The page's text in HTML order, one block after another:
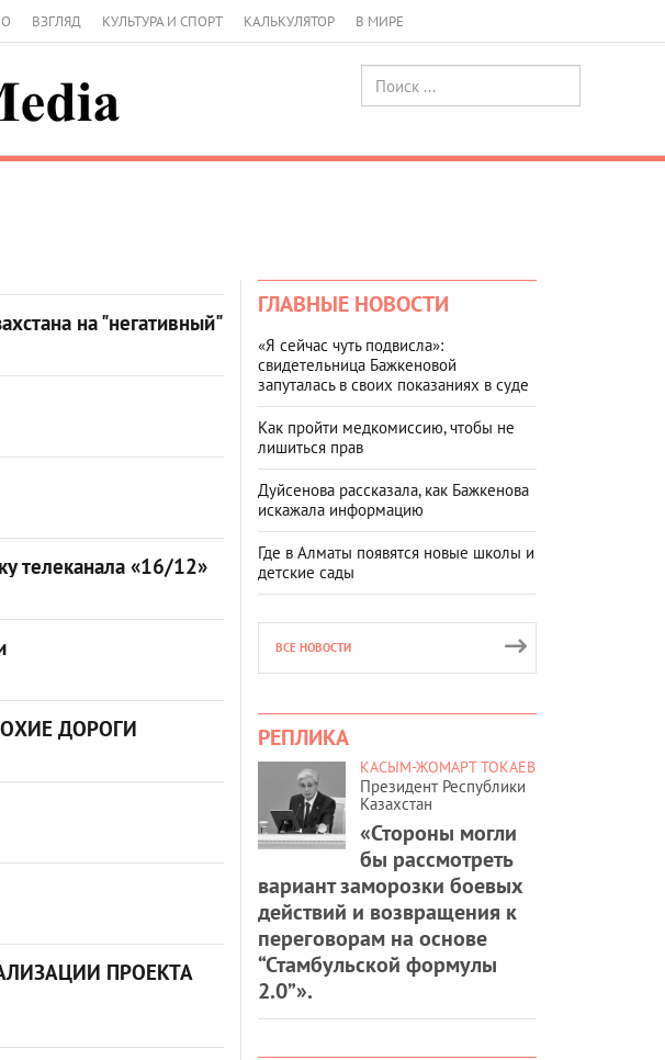
ВЗГЛЯД КУЛЬТУРА И СПОРТ КАЛЬКУЛЯТОР В МИРЕ
на "негативный"
телеканала «16/12»
ДОРОГИ
ПРОЕКТА
ГЛАВНЫЕ НОВОСТИ
«Я сейчас чуть подвисла»:
свидетельница Бажкеновой
запуталась в своих показаниях в суде
Как пройти медкомиссию, чтобы не
лишиться прав
Дуйсенова рассказала, как Бажкенова
искажала информацию
Где в Алматы появятся новые школы и
детские сады
ВСЕ НОВОСТИ
РЕПЛИКА
КАСЫМ-ЖОМАРТ ТОКАЕВ
Президент Республики
Казахстан
«Стороны могли
бы рассмотреть
вариант заморозки боевых
действий и возвращения к
переговорам на основе
“Стамбульской формулы
2.0”».